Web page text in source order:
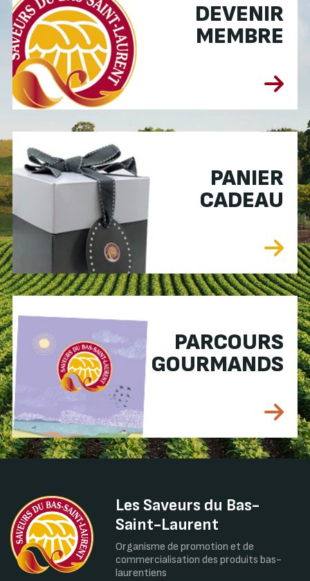
DEVENIR
MEMBRE
PANIER
CADEAU
PARCOURS
GOURMANDS
Les Saveurs du Bas-
Saint-Laurent
Organisme de promotion et de
commercialisation des produits bas-
laurentiens